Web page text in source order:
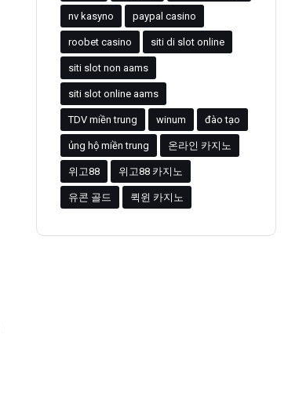
nv kasyno paypal casino
roobet casino siti di slot online
siti slot non aams
siti slot online aams
TDV miền trung winum đào tạo
ủng hộ miền trung 온라인 카지노
위고88 위고88 카지노
유콘 골드 퀵윈 카지노